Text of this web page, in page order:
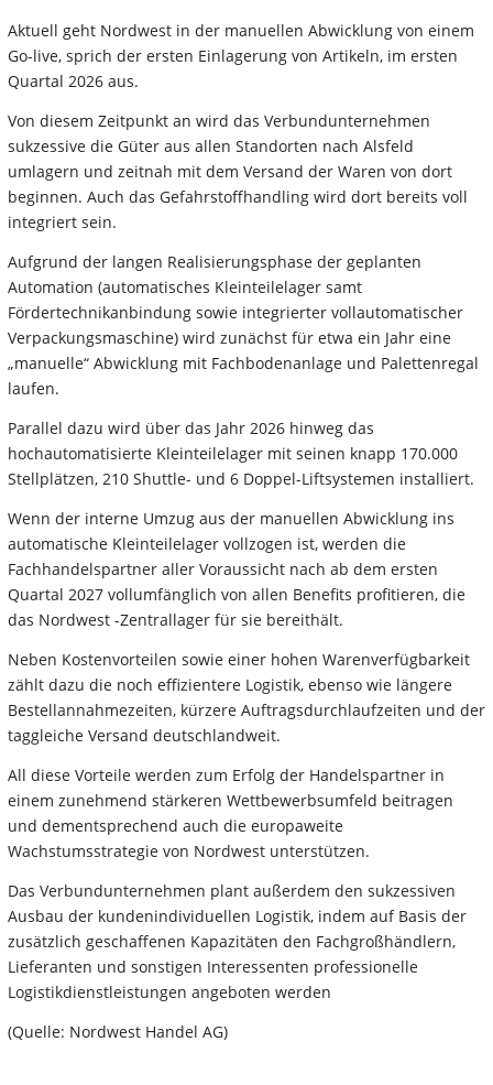
Aktuell geht Nordwest in der manuellen Abwicklung von einem
Go-live, sprich der ersten Einlagerung von Artikeln, im ersten
Quartal 2026 aus.
Von diesem Zeitpunkt an wird das Verbundunternehmen
sukzessive die Güter aus allen Standorten nach Alsfeld
umlagern und zeitnah mit dem Versand der Waren von dort
beginnen. Auch das Gefahrstoffhandling wird dort bereits voll
integriert sein.
Aufgrund der langen Realisierungsphase der geplanten
Automation (automatisches Kleinteilelager samt
Fördertechnikanbindung sowie integrierter vollautomatischer
Verpackungsmaschine) wird zunächst für etwa ein Jahr eine
„manuelle“ Abwicklung mit Fachbodenanlage und Palettenregal
laufen.
Parallel dazu wird über das Jahr 2026 hinweg das
hochautomatisierte Kleinteilelager mit seinen knapp 170.000
Stellplätzen, 210 Shuttle- und 6 Doppel-Liftsystemen installiert.
Wenn der interne Umzug aus der manuellen Abwicklung ins
automatische Kleinteilelager vollzogen ist, werden die
Fachhandelspartner aller Voraussicht nach ab dem ersten
Quartal 2027 vollumfänglich von allen Benefits profitieren, die
das Nordwest -Zentrallager für sie bereithält.
Neben Kostenvorteilen sowie einer hohen Warenverfügbarkeit
zählt dazu die noch effizientere Logistik, ebenso wie längere
Bestellannahmezeiten, kürzere Auftragsdurchlaufzeiten und der
taggleiche Versand deutschlandweit.
All diese Vorteile werden zum Erfolg der Handelspartner in
einem zunehmend stärkeren Wettbewerbsumfeld beitragen
und dementsprechend auch die europaweite
Wachstumsstrategie von Nordwest unterstützen.
Das Verbundunternehmen plant außerdem den sukzessiven
Ausbau der kundenindividuellen Logistik, indem auf Basis der
zusätzlich geschaffenen Kapazitäten den Fachgroßhändlern,
Lieferanten und sonstigen Interessenten professionelle
Logistikdienstleistungen angeboten werden
(Quelle: Nordwest Handel AG)